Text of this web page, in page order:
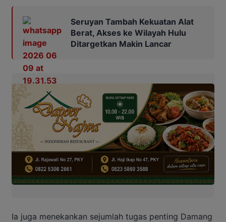
Seruyan Tambah Kekuatan Alat
Berat, Akses ke Wilayah Hulu
Ditargetkan Makin Lancar
Ia juga menekankan sejumlah tugas penting Damang